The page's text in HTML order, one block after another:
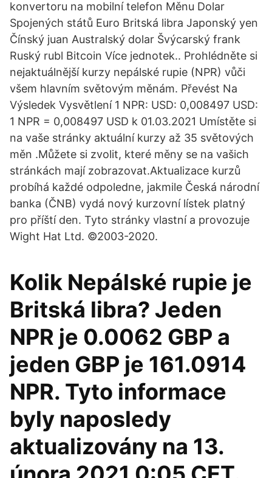
konvertoru na mobilní telefon Měnu Dolar
Spojených států Euro Britská libra Japonský yen
Čínský juan Australský dolar Švýcarský frank
Ruský rubl Bitcoin Více jednotek.. Prohlédněte si
nejaktuálnější kurzy nepálské rupie (NPR) vůči
všem hlavním světovým měnám. Převést Na
Výsledek Vysvětlení 1 NPR: USD: 0,008497 USD:
1 NPR = 0,008497 USD k 01.03.2021 Umístěte si
na vaše stránky aktuální kurzy až 35 světových
měn .Můžete si zvolit, které měny se na vašich
stránkách mají zobrazovat.Aktualizace kurzů
probíhá každé odpoledne, jakmile Česká národní
banka (ČNB) vydá nový kurzovní lístek platný
pro příští den. Tyto stránky vlastní a provozuje
Wight Hat Ltd. ©2003-2020.
Kolik Nepálské rupie je
Britská libra? Jeden
NPR je 0.0062 GBP a
jeden GBP je 161.0914
NPR. Tyto informace
byly naposledy
aktualizovány na 13.